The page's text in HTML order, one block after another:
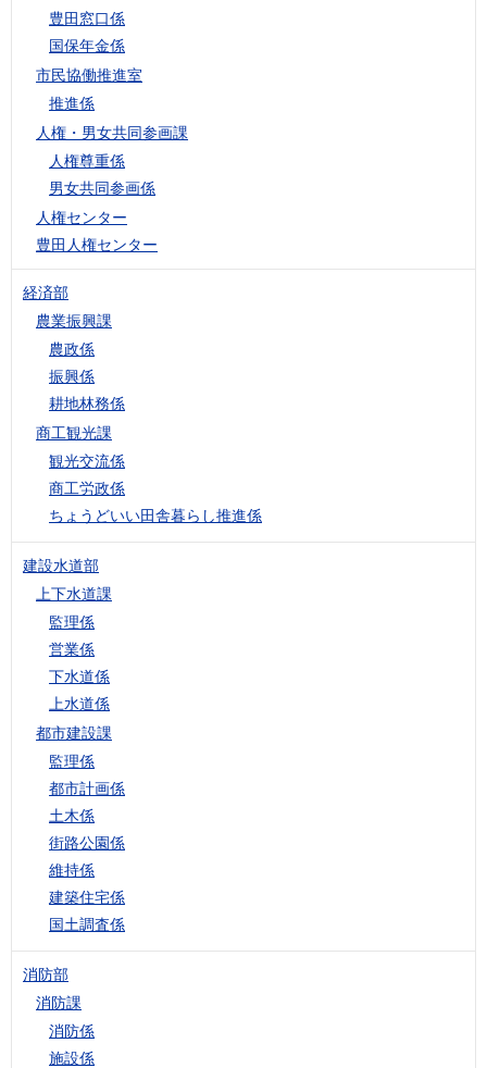
豊田窓口係
国保年金係
市民協働推進室
推進係
人権・男女共同参画課
人権尊重係
男女共同参画係
人権センター
豊田人権センター
経済部
農業振興課
農政係
振興係
耕地林務係
商工観光課
観光交流係
商工労政係
ちょうどいい田舎暮らし推進係
建設水道部
上下水道課
監理係
営業係
下水道係
上水道係
都市建設課
監理係
都市計画係
土木係
街路公園係
維持係
建築住宅係
国土調査係
消防部
消防課
消防係
施設係